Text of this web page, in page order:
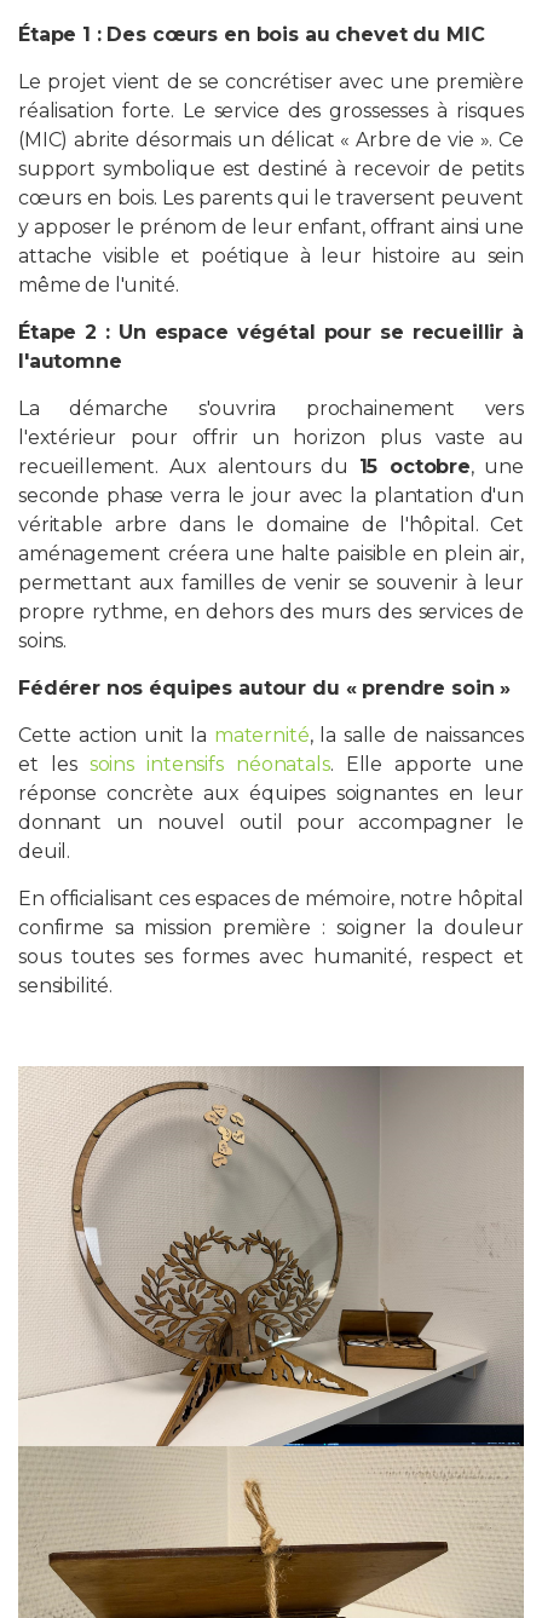
Étape 1 : Des cœurs en bois au chevet du MIC
Le projet vient de se concrétiser avec une première
réalisation forte. Le service des grossesses à risques
(MIC) abrite désormais un délicat « Arbre de vie ». Ce
support symbolique est destiné à recevoir de petits
cœurs en bois. Les parents qui le traversent peuvent
y apposer le prénom de leur enfant, offrant ainsi une
attache visible et poétique à leur histoire au sein
même de l'unité.
Étape 2 : Un espace végétal pour se recueillir à
l'automne
La démarche s'ouvrira prochainement vers
l'extérieur pour offrir un horizon plus vaste au
recueillement. Aux alentours du 15 octobre, une
seconde phase verra le jour avec la plantation d'un
véritable arbre dans le domaine de l'hôpital. Cet
aménagement créera une halte paisible en plein air,
permettant aux familles de venir se souvenir à leur
propre rythme, en dehors des murs des services de
soins.
Fédérer nos équipes autour du « prendre soin »
Cette action unit la maternité, la salle de naissances
et les soins intensifs néonatals. Elle apporte une
réponse concrète aux équipes soignantes en leur
donnant un nouvel outil pour accompagner le
deuil.
En officialisant ces espaces de mémoire, notre hôpital
confirme sa mission première : soigner la douleur
sous toutes ses formes avec humanité, respect et
sensibilité.